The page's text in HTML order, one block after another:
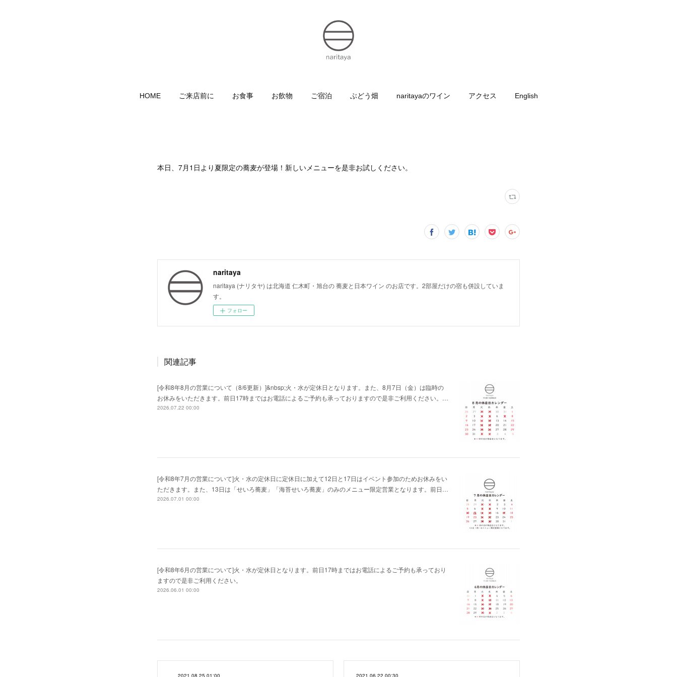
HOME ご来店前に お食事 お飲物 ご宿泊 ぶどう畑 naritayaのワイン アクセス English
本日、7月1日より夏限定の蕎麦が登場！新しいメニューを是非お試しください。
naritaya
naritaya (ナリタヤ) は北海道 仁木町・旭台の 蕎麦と日本ワイン のお店です。2部屋だけの宿も併設していま
す。
フォロー
関連記事
[令和8年8月の営業について（8/6更新）]&nbsp;火・水が定休日となります。また、8月7日（金）は臨時の
お休みをいただきます。前日17時まではお電話によるご予約も承っておりますので是非ご利用ください。…
2026.07.22 00:00
[令和8年7月の営業について]火・水の定休日に定休日に加えて12日と17日はイベント参加のためお休みをい
ただきます。また、13日は「せいろ蕎麦」「海苔せいろ蕎麦」のみのメニュー限定営業となります。前日…
2026.07.01 00:00
[令和8年6月の営業について]火・水が定休日となります。前日17時まではお電話によるご予約も承っており
ますので是非ご利用ください。
2026.06.01 00:00
2021.08.25 01:00 2021.06.22 00:30